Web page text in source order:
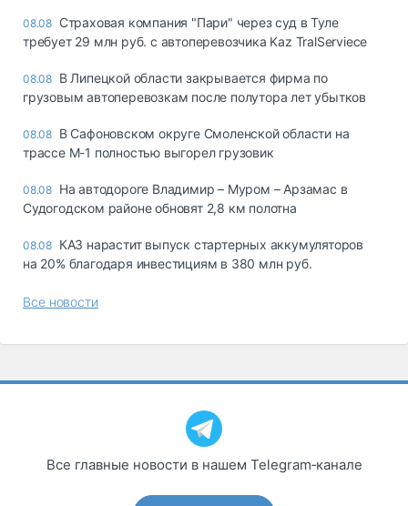
08.08 Страховая компания "Пари" через суд в Туле
требует 29 млн руб. с автоперевозчика Kaz TralServiece
08.08 В Липецкой области закрывается фирма по
грузовым автоперевозкам после полутора лет убытков
08.08 В Сафоновском округе Смоленской области на
трассе М-1 полностью выгорел грузовик
08.08 На автодороге Владимир – Муром – Арзамас в
Судогодском районе обновят 2,8 км полотна
08.08 КАЗ нарастит выпуск стартерных аккумуляторов
на 20% благодаря инвестициям в 380 млн руб.
Все новости
Все главные новости в нашем Telegram‑канале